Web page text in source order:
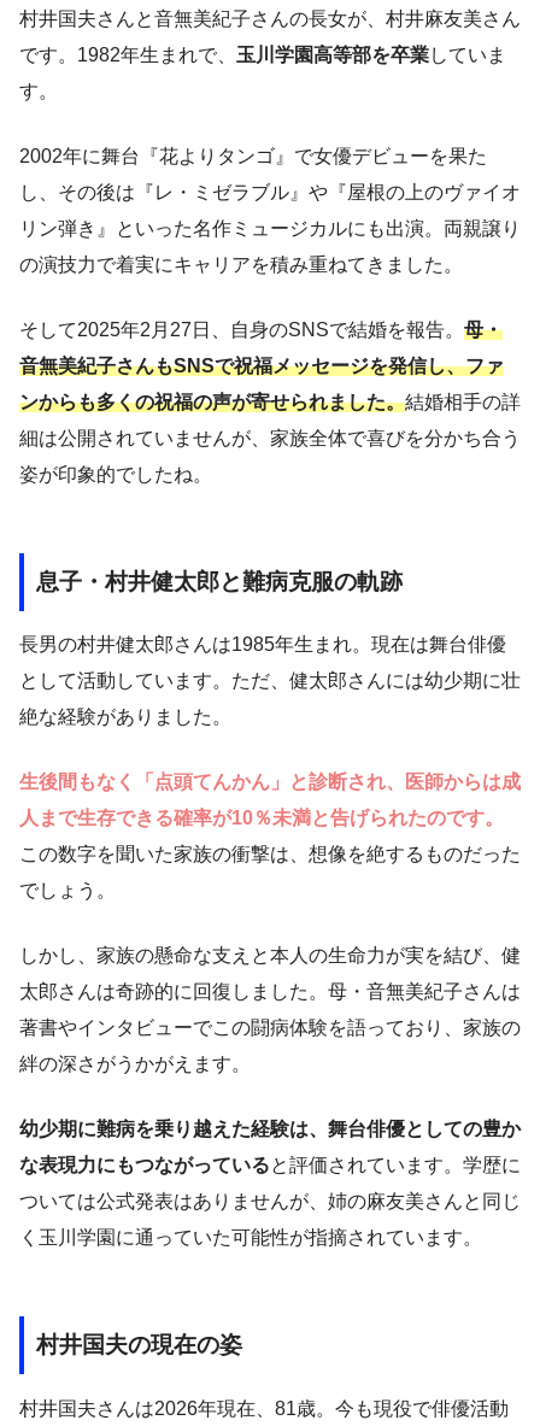
村井国夫さんと音無美紀子さんの長女が、村井麻友美さん
です。1982年生まれで、 玉川学園高等部を卒業していま
す。
2002年に舞台『花よりタンゴ』で女優デビューを果た
し、その後は『レ・ミゼラブル』や『屋根の上のヴァイオ
リン弾き』といった名作ミュージカルにも出演。両親譲り
の演技力で着実にキャリアを積み重ねてきました。
そして2025年2月27日、自身のSNSで結婚を報告。 母・
音無美紀子さんもSNSで祝福メッセージを発信し、ファ
ンからも多くの祝福の声が寄せられました。結婚相手の詳
細は公開されていませんが、家族全体で喜びを分かち合う
姿が印象的でしたね。
息子・村井健太郎と難病克服の軌跡
長男の村井健太郎さんは1985年生まれ。現在は舞台俳優
として活動しています。ただ、健太郎さんには幼少期に壮
絶な経験がありました。
生後間もなく「点頭てんかん」と診断され、医師からは成
人まで生存できる確率が10％未満と告げられたのです。
この数字を聞いた家族の衝撃は、想像を絶するものだった
でしょう。
しかし、家族の懸命な支えと本人の生命力が実を結び、健
太郎さんは奇跡的に回復しました。母・音無美紀子さんは
著書やインタビューでこの闘病体験を語っており、家族の
絆の深さがうかがえます。
幼少期に難病を乗り越えた経験は、舞台俳優としての豊か
な表現力にもつながっていると評価されています。学歴に
ついては公式発表はありませんが、姉の麻友美さんと同じ
く玉川学園に通っていた可能性が指摘されています。
村井国夫の現在の姿
村井国夫さんは2026年現在、81歳。今も現役で俳優活動